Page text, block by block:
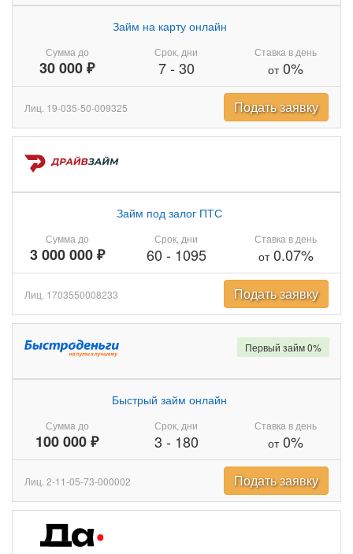
Сумма до
30 000 ₽
Займ на карту онлайн
Срок, дни
7- 30
Ставка в день
от0%
Лиц. 19-035-50-009325 Подать заявку
Сумма до
3 000 000 ₽
Займ под залог ПТС
Срок, дни
60 - 1095
Ставка в день
от0.07%
Лиц. 1703550008233 Подать заявку
Сумма до
100 000 ₽
Быстрый займ онлайн
Срок, дни
3 - 180
Ставка в день
от0%
Первый займ 0%
Лиц. 2-11-05-73-000002 Подать заявку